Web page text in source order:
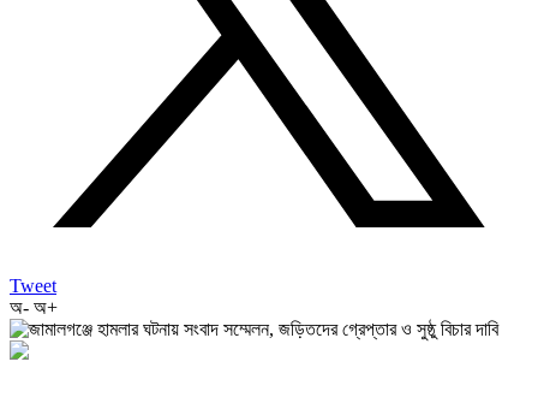
Tweet
অ- অ+